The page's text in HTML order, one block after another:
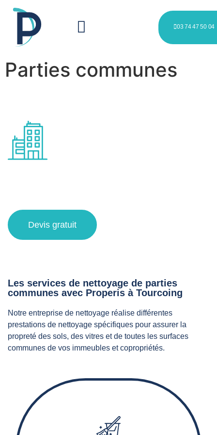
03 74 47 50 04
Parties communes
Devis gratuit
Les services de nettoyage de parties
communes avec Properis à Tourcoing
Notre entreprise de nettoyage réalise différentes
prestations de nettoyage spécifiques pour assurer la
propreté des sols, des vitres et de toutes les surfaces
communes de vos immeubles et copropriétés.